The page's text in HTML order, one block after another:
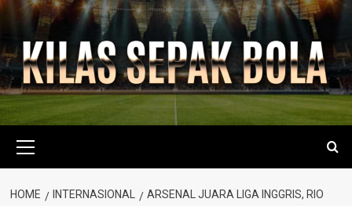
Skip
content
Menu
HOME INTERNASIONAL
ARSENAL JUARA LIGA INGGRIS, RIO